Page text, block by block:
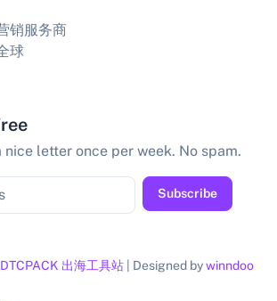
销服务商
球
nice letter once per week. No spam.
Subscribe
DTCPACK 出海工具站 | Designed bywinndoo